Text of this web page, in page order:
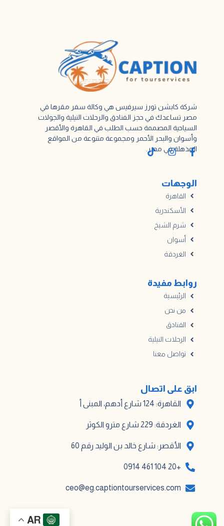
شركة كابشن تورز سيرفيس هي وكالة سفر مقرها في
مصر تساعدك في حجز الفنادق والرحلات النيلية والجولات
السياحية المصممة حسب الطلب في القاهرة والأقصر
وأسوان والبحر الأحمر ومجموعة متنوعة من المواقع
المذهلة في مصر.
روابط مفيدة
الرئيسية
من نحن
الفنادق
الرحلات النيلية
تواصل معنا
الوجهات
القاهرة
الأسكندرية
شرم الشيخ
أسوان
الغردقة
ابق على اتصال
القاهرة: 124 شارع أدهم، المبنى أ
الغردقة: 229 شارع مترو الكوثر
الأقصر: شارع خالد بن الوليد رقم 60
+20 104 461 0914
ceo@eg.captiontourservices.com
AR